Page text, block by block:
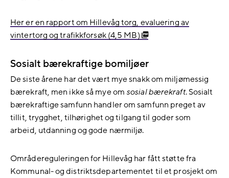
Her er en rapport om Hillevåg torg, evaluering av
vintertorg og trafikkforsøk (4,5 MB)
Sosialt bærekraftige bomiljøer
De siste årene har det vært mye snakk om miljømessig
bærekraft, men ikke så mye om sosial bærekraft. Sosialt
bærekraftige samfunn handler om samfunn preget av
tillit, trygghet, tilhørighet og tilgang til goder som
arbeid, utdanning og gode nærmiljø.
Områdereguleringen for Hillevåg har fått støtte fra
Kommunal- og distriktsdepartementet til et prosjekt om